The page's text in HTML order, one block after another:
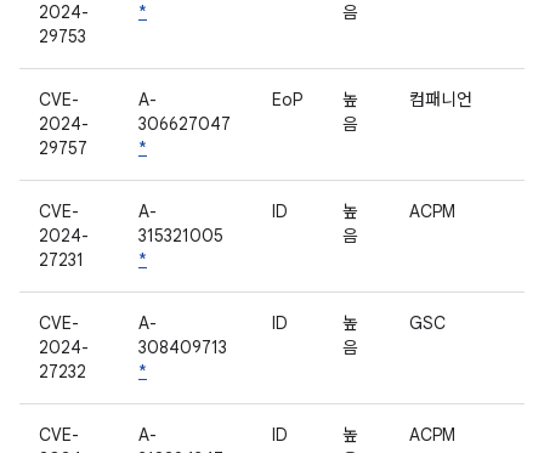
2024-
29753
*
음
CVE-
2024-
29757
A-
306627047
*
EoP
높
음
컴패니언
CVE-
2024-
27231
A-
315321005
*
ID
높
음
ACPM
CVE-
2024-
27232
A-
308409713
*
ID
높
음
GSC
CVE-
A-
ID
높
ACPM